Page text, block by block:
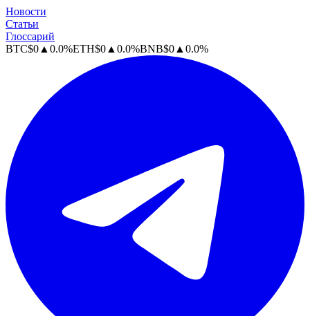
Новости
Статьи
Глоссарий
BTC$0 ▲ 0.0%ETH$0 ▲ 0.0%BNB$0 ▲ 0.0%